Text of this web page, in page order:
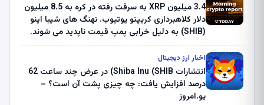
3.4 میلیون XRP به سرقت رفته در کره به 8.5 میلیون
دلار کلاهبرداری کریپتو یوتیوب. نهنگ های شیبا اینو
(SHIB) به دلیل خرابی پمپ قیمت ناپدید می شوند.
ثبت کرد – گزارش کریپتو صبح – U.Today
اخبار ارز دیجیتال
انتشارات Shiba Inu (SHIB) در عرض چند ساعت 62
درصد افزایش یافت: چه چیزی پشت آن است؟ –
یو.امروز